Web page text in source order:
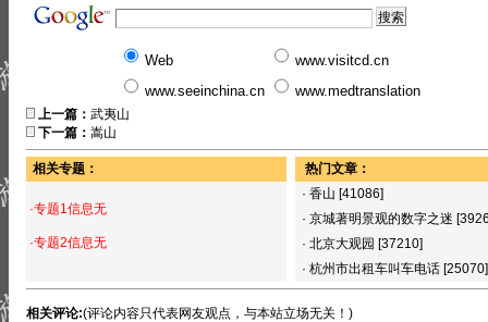
Web
www.visitcd.cn
www.seeinchina.cn
www.medtranslation
上一篇： 武夷山
下一篇： 嵩山
相关专题：
·专题1信息无
·专题2信息无
热门文章：
· 香山 [41086]
· 京城著明景观的数字之迷
· 北京大观园 [37210]
· 杭州市出租车叫车电话 [25070]
相关评论:(评论内容只代表网友观点，与本站立场无关！)